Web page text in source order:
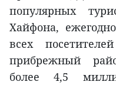
популярных
Хайфона,
всех
прибрежный
более 4,5